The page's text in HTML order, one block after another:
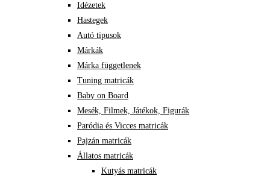
Idézetek
Hastegek
Autó tipusok
Márkák
Márka függetlenek
Tuning matricák
Baby on Board
Mesék, Filmek, Játékok, Figurák
Paródia és Vicces matricák
Pajzán matricák
Állatos matricák
Kutyás matricák